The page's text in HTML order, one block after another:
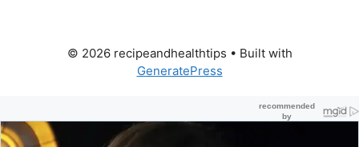
© 2026 recipeandhealthtips • Built with
GeneratePress